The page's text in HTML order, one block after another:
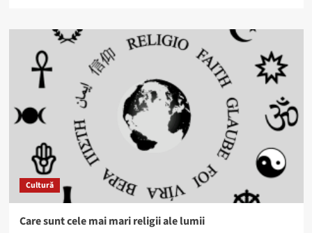
James
Bond
Cultură
Care sunt cele mai mari religii ale lumii